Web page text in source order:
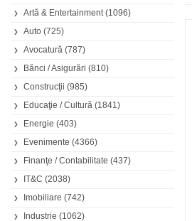
Artă & Entertainment(1096)
Auto (725)
Avocatură (787)
Bănci / Asigurări (810)
Construcţii (985)
Educaţie / Cultură (1841)
Energie (403)
Evenimente (4366)
Finanţe / Contabilitate (437)
IT&C (2038)
Imobiliare (742)
Industrie (1062)